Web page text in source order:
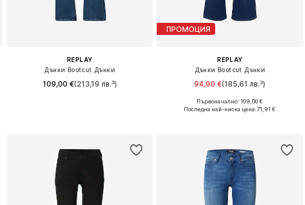
REPLAY
Дънки Bootcut Дънки
109,00 €(213,19 лв.³)
ПРОМОЦИЯ
REPLAY
Дънки Bootcut Дънки
94,90 €(185,61 лв.³)
+4
Предлага се в много размери
Първоначално: 109,00 €
Последна най-ниска цена:71,91 €